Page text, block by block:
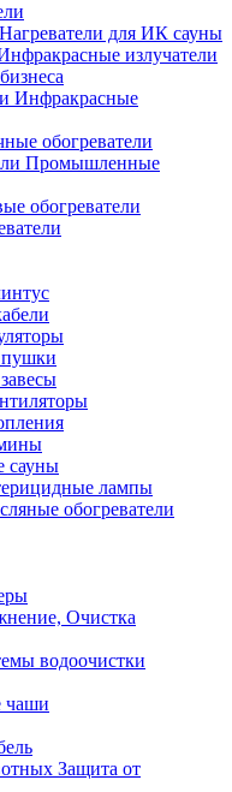
Нагреватели для ИК сауны
излучатели
Инфракрасные
обогреватели
Промышленные
обогреватели
сауны
лампы
обогреватели
Очистка
водоочистки
чаши
Защита от